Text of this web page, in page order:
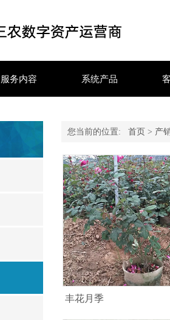
服务内容 系统产品
您当前的位置: 首页 > 产
丰花月季